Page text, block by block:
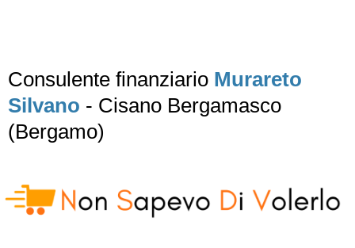
Consulente finanziario Murareto
Silvano - Cisano Bergamasco
(Bergamo)